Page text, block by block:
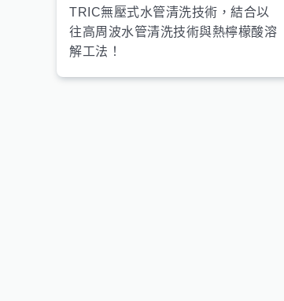
TRIC無壓式水管清洗技術，結合以
往高周波水管清洗技術與熱檸檬酸溶
解工法！